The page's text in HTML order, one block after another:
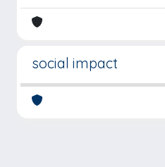
social impact